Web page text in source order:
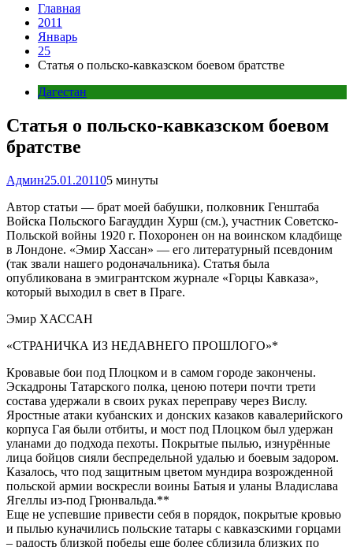
Главная
2011
Январь
25
Статья о польско-кавказском боевом братстве
Дагестан
Статья о польско-кавказском боевом
братстве
Админ25.01.201105 минуты
Автор статьи — брат моей бабушки, полковник Генштаба
Войска Польского Багауддин Хурш (см.), участник Советско-
Польской войны 1920 г. Похоронен он на воинском кладбище
в Лондоне. «Эмир Хассан» — его литературный псевдоним
(так звали нашего родоначальника). Статья была
опубликована в эмигрантском журнале «Горцы Кавказа»,
который выходил в свет в Праге.
Эмир ХАССАН
«СТРАНИЧКА ИЗ НЕДАВНЕГО ПРОШЛОГО»*
Кровавые бои под Плоцком и в самом городе закончены.
Эскадроны Татарского полка, ценою потери почти трети
состава удержали в своих руках переправу через Вислу.
Яростные атаки кубанских и донских казаков кавалерийского
корпуса Гая были отбиты, и мост под Плоцком был удержан
уланами до подхода пехоты. Покрытые пылью, изнурённые
лица бойцов сияли беспредельной удалью и боевым задором.
Казалось, что под защитным цветом мундира возрожденной
польской армии воскресли воины Батыя и уланы Владислава
Ягеллы из-под Грюнвальда.**
Еще не успевшие привести себя в порядок, покрытые кровью
и пылью куначились польские татары с кавказскими горцами
– радость близкой победы еще более сблизила близких по